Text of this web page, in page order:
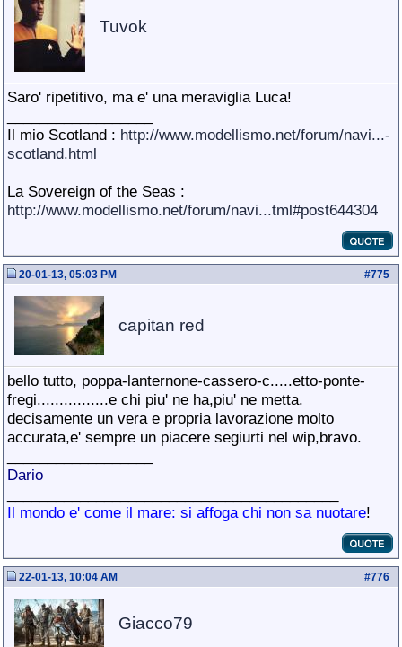
Tuvok
Saro' ripetitivo, ma e' una meraviglia Luca!
Il mio Scotland : http://www.modellismo.net/forum/navi...-
scotland.html
La Sovereign of the Seas :
http://www.modellismo.net/forum/navi...tml#post644304
#775
20-01-13, 05:03 PM
capitan red
bello tutto, poppa-lanternone-cassero-c.....etto-ponte-
fregi................e chi piu' ne ha,piu' ne metta.
decisamente un vera e propria lavorazione molto
accurata,e' sempre un piacere segiurti nel wip,bravo.
Dario
Il mondo e' come il mare: si affoga chi non sa nuotare!
#776
22-01-13, 10:04 AM
Giacco79